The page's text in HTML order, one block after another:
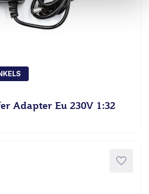
Adapter Eu 230V 1:32